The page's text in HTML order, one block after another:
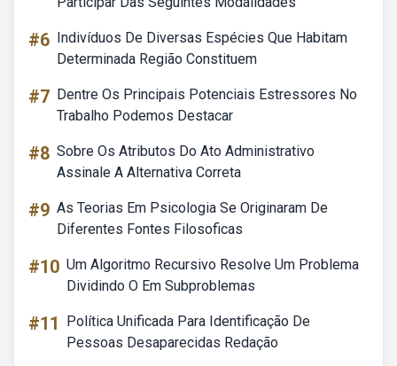
#6 Indivíduos De Diversas Espécies Que Habitam
Determinada Região Constituem
#7 Dentre Os Principais Potenciais Estressores No
Trabalho Podemos Destacar
#8 Sobre Os Atributos Do Ato Administrativo
Assinale A Alternativa Correta
#9 As Teorias Em Psicologia Se Originaram De
Diferentes Fontes Filosoficas
#10 Um Algoritmo Recursivo Resolve Um Problema
Dividindo O Em Subproblemas
#11
Política Unificada Para Identificação De
Pessoas Desaparecidas Redação